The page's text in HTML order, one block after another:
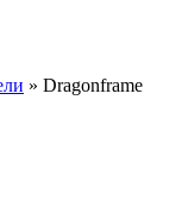
» Dragonframe